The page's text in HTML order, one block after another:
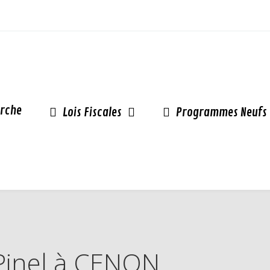
Lois Fiscales Programmes Neufs
à CENON